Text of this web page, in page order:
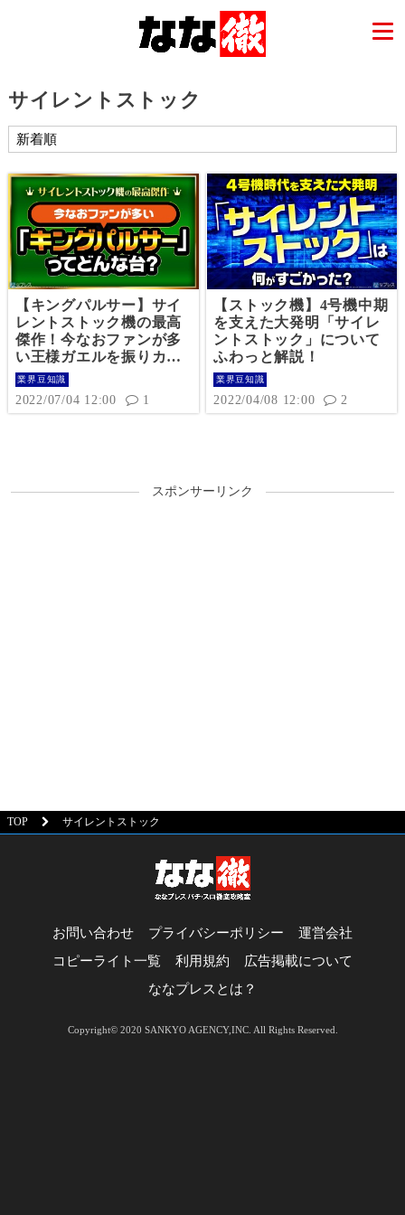
サイレントストック
【キングパルサー】サイ
レントストック機の最高
傑作！今なおファンが多
い王様ガエルを振りカエ
ル！
業界豆知識
2022/07/04 12:00 1
【ストック機】4号機中期
を支えた大発明「サイレ
ントストック」について
ふわっと解説！
業界豆知識
2022/04/08 12:00 2
スポンサーリンク
TOP サイレントストック
お問い合わせ プライバシーポリシー
運営会社
コピーライト一覧
利用規約
広告掲載について
ななプレスとは？
Copyright© 2020 SANKYO AGENCY,INC. All Rights Reserved.